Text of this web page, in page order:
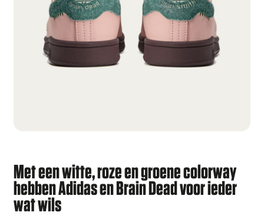
Met een witte, roze en groene colorway
hebben Adidas en Brain Dead voor ieder
wat wils